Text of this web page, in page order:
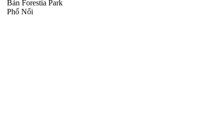
Bán Forestia Park
Phố Nối